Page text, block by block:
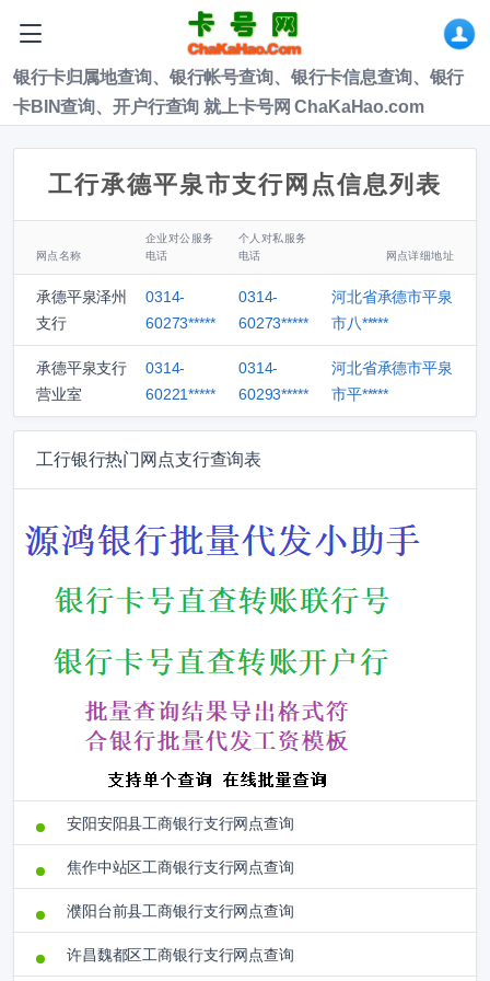
银行卡归属地查询、银行帐号查询、银行卡信息查询、银行
卡BIN查询、开户行查询 就上卡号网 ChaKaHao.com
工行承德平泉市支行网点信息列表
网点名称
企业对公服务
电话
个人对私服务
电话
网点详细地址
承德平泉泽州
支行
0314-
60273*****
0314-
60273*****
河北省承德市平泉
市八*****
承德平泉支行
营业室
0314-
60221*****
0314-
60293*****
河北省承德市平泉
市平*****
工行银行热门网点支行查询表
安阳安阳县工商银行支行网点查询
焦作中站区工商银行支行网点查询
濮阳台前县工商银行支行网点查询
许昌魏都区工商银行支行网点查询